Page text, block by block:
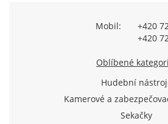
Mobil:
+420
+420
Oblíbené
Hudební
Kamerové a
Sekačky